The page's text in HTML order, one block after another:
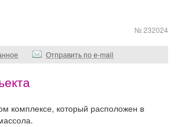
№ 232024
Отправить по e-mail
комплексе, который расположен в